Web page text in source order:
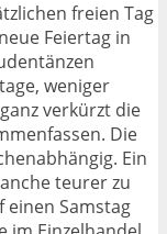
freien Tag
Feiertag in
weniger
verkürzt die
Die
Ein
teurer zu
einen Samstag